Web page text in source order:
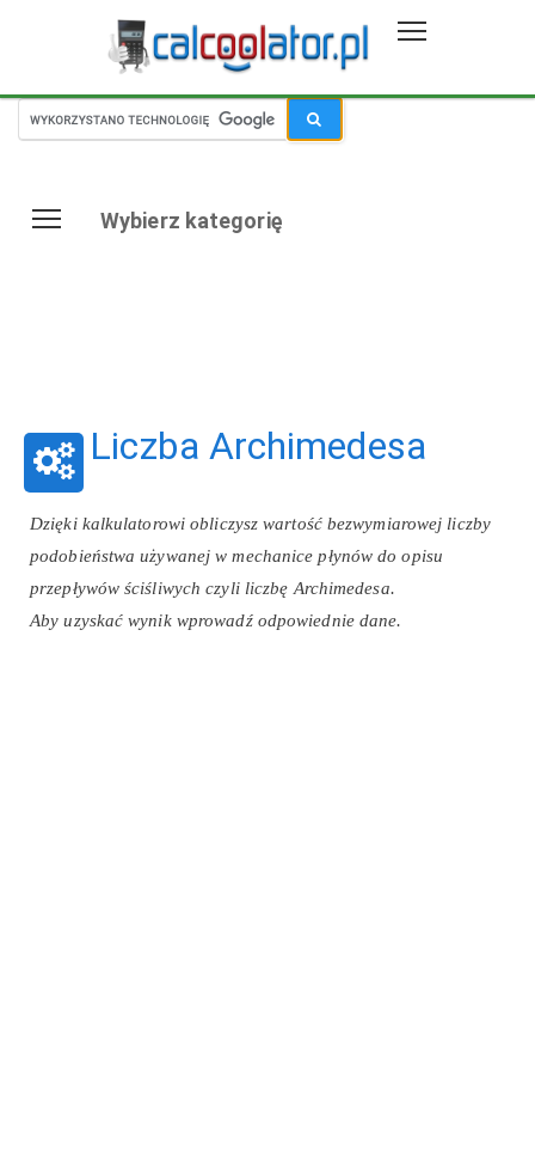
Wybierz kategorię
Liczba Archimedesa
Dzięki kalkulatorowi obliczysz wartość bezwymiarowej liczby
podobieństwa używanej w mechanice płynów do opisu
przepływów ściśliwych czyli liczbę Archimedesa.
Aby uzyskać wynik wprowadź odpowiednie dane.